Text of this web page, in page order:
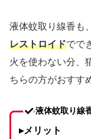
液体蚊取り線香も、
レストロイドでで
火を使わない分、
ちらの方がおすす
液体蚊取り線
▸メリット